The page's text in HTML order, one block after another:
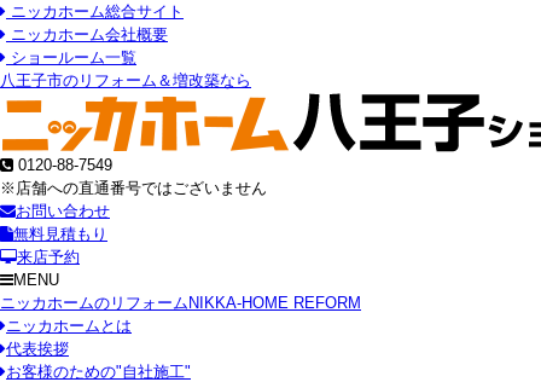
ニッカホーム総合サイト
ニッカホーム会社概要
ショールーム一覧
八王子市のリフォーム＆増改築なら
0120-88-7549
※店舗への直通番号ではございません
お問い合わせ
無料見積もり
来店予約
MENU
ニッカホームのリフォーム NIKKA-HOME REFORM
ニッカホームとは
代表挨拶
お客様のための"自社施工"